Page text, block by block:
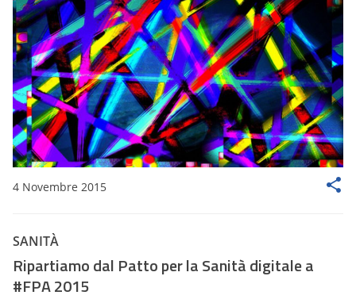
4 Novembre 2015
SANITÀ
Ripartiamo dal Patto per la Sanità digitale a
#FPA 2015